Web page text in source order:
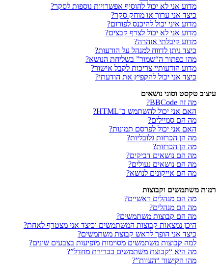
מדוע אני לא יכול להוסיף אפשרויות נוספות לסקר?
כיצד אני ערוך או מוחק סקר?
מדוע איני יכול להיכנס לפורום?
מדוע אני לא יכול לצרף קבצים?
מדוע קיבלתי אזהרה?
כיצד ניתן לדווח למנהל על הודעות?
מהו כפתור ה“שמור” בשליחת הנושא?
מדוע הודעותיי צריכות לקבל אישור?
כיצד אני יכול להקפיץ את הודעתי?
עיצוב טקסט וסוגי נושאים
מה זה BBCode?
האם אני יכול להשתמש ב־HTML?
מה הם סמיילים?
האם אני יכול לפרסם תמונות?
מה הן הכרזות גלובליות?
מה הן הכרזות?
מה הם נושאים דביקים?
מה הם נושאים נעולים?
מה הם אייקונים לנושא?
רמות משתמשים וקבוצות
מה הם מנהלים ראשיים?
מה הם מנהלים?
מה הם קבוצות משתמשים?
היכן נמצאות קבוצות המשתמשים וכיצד אני מצטרף לאחת?
כיצד אני הופך לראש קבוצת משתמשים?
למה קבוצות משתמשים מסוימות מופיעות בצבעים שונים?
מה היא “קבוצת משתמשים כברירת מחדל”?
מהו הקישור “הצוות”?